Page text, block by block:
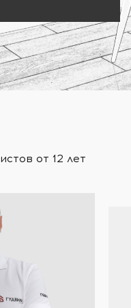
от 12 лет